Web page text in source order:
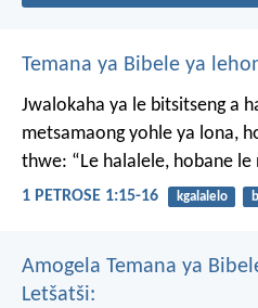
Temana ya Bibele ya
Jwalokaha ya le bitsitseng a
metsamaong yohle ya lona,
thwe: “Le halalele, hobane le
1 PETROSE 1:15-16 kgalalelo
Amogela Temana ya
Letšatši: